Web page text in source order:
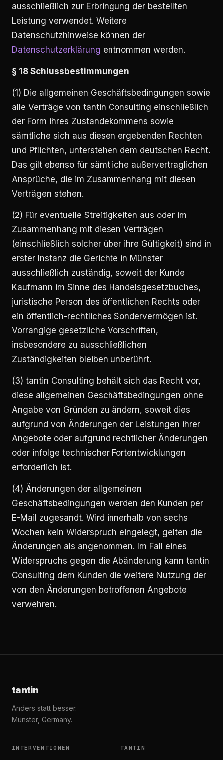
ausschließlich zur Erbringung der bestellten
Leistung verwendet. Weitere
Datenschutzhinweise können der
Datenschutzerklärung entnommen werden.
§ 18 Schlussbestimmungen
(1) Die allgemeinen Geschäftsbedingungen sowie
alle Verträge von tantin Consulting einschließlich
der Form ihres Zustandekommens sowie
sämtliche sich aus diesen ergebenden Rechten
und Pflichten, unterstehen dem deutschen Recht.
Das gilt ebenso für sämtliche außervertraglichen
Ansprüche, die im Zusammenhang mit diesen
Verträgen stehen.
(2) Für eventuelle Streitigkeiten aus oder im
Zusammenhang mit diesen Verträgen
(einschließlich solcher über ihre Gültigkeit) sind in
erster Instanz die Gerichte in Münster
ausschließlich zuständig, soweit der Kunde
Kaufmann im Sinne des Handelsgesetzbuches,
juristische Person des öffentlichen Rechts oder
ein öffentlich-rechtliches Sondervermögen ist.
Vorrangige gesetzliche Vorschriften,
insbesondere zu ausschließlichen
Zuständigkeiten bleiben unberührt.
(3) tantin Consulting behält sich das Recht vor,
diese allgemeinen Geschäftsbedingungen ohne
Angabe von Gründen zu ändern, soweit dies
aufgrund von Änderungen der Leistungen ihrer
Angebote oder aufgrund rechtlicher Änderungen
oder infolge technischer Fortentwicklungen
erforderlich ist.
(4) Änderungen der allgemeinen
Geschäftsbedingungen werden den Kunden per
E-Mail zugesandt. Wird innerhalb von sechs
Wochen kein Widerspruch eingelegt, gelten die
Änderungen als angenommen. Im Fall eines
Widerspruchs gegen die Abänderung kann tantin
Consulting dem Kunden die weitere Nutzung der
von den Änderungen betroffenen Angebote
verwehren.
tantin
Anders statt besser.
Münster, Germany.
INTERVENTIONEN TANTIN